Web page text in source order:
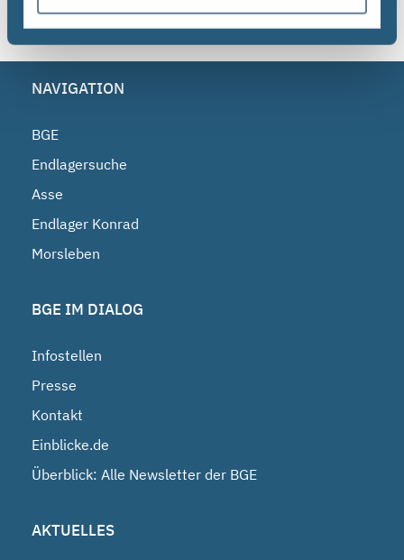
NAVIGATION
BGE
Endlagersuche
Asse
Endlager Konrad
Morsleben
BGE IM DIALOG
Infostellen
Presse
Kontakt
Einblicke.de
Überblick: Alle Newsletter der BGE
AKTUELLES